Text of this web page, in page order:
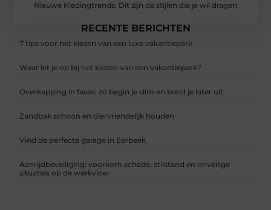
Nieuwe Kledingtrends: Dit zijn de stijlen die je wil dragen
RECENTE BERICHTEN
7 tips voor het kiezen van een luxe vakantiepark
Waar let je op bij het kiezen van een vakantiepark?
Overkapping in fases: zo begin je slim en breid je later uit
Zandbak schoon en diervriendelijk houden
Vind de perfecte garage in Eerbeek
Aanrijdbeveiliging: voorkom schade, stilstand en onveilige
situaties op de werkvloer